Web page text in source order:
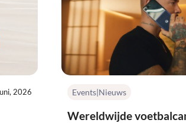
2026 Events|Nieuws
Wereldwijde